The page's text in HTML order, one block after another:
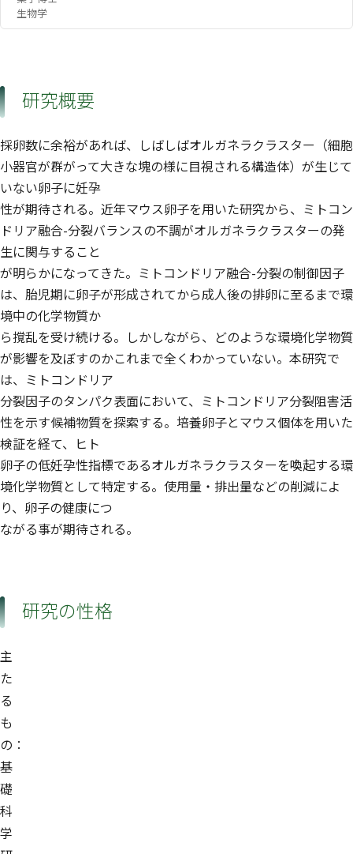
生物学
研究概要
採卵数に余裕があれば、しばしばオルガネラクラスター（細胞
小器官が群がって大きな塊の様に目視される構造体）が生じて
いない卵子に妊孕
性が期待される。近年マウス卵子を用いた研究から、ミトコン
ドリア融合-分裂バランスの不調がオルガネラクラスターの発
生に関与すること
が明らかになってきた。ミトコンドリア融合-分裂の制御因子
は、胎児期に卵子が形成されてから成人後の排卵に至るまで環
境中の化学物質か
ら撹乱を受け続ける。しかしながら、どのような環境化学物質
が影響を及ぼすのかこれまで全くわかっていない。本研究で
は、ミトコンドリア
分裂因子のタンパク表面において、ミトコンドリア分裂阻害活
性を示す候補物質を探索する。培養卵子とマウス個体を用いた
検証を経て、ヒト
卵子の低妊孕性指標であるオルガネラクラスターを喚起する環
境化学物質として特定する。使用量・排出量などの削減によ
り、卵子の健康につ
ながる事が期待される。
研究の性格
主
た
る
も
の：
基
礎
科
学